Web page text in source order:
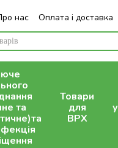
нас Оплата і доставка
інформація
Блог
та
Товари
для
ВРХ